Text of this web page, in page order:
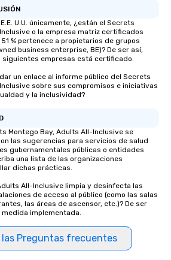
U.U. únicamente, ¿están el Secrets
o la empresa matriz certificados
% pertenece a propietarios de grupos
business enterprise, BE)? De ser así,
siguientes empresas está certificado.
un enlace al informe público del Secrets
sobre sus compromisos e iniciativas
y la inclusividad?
Montego Bay, Adults All-Inclusive se
las sugerencias para servicios de salud
gubernamentales públicas o entidades
una lista de las organizaciones
dichas prácticas.
All-Inclusive limpia y desinfecta las
de acceso al público (como las salas
las áreas de ascensor, etc.)? De ser
implementada.
las Preguntas frecuentes